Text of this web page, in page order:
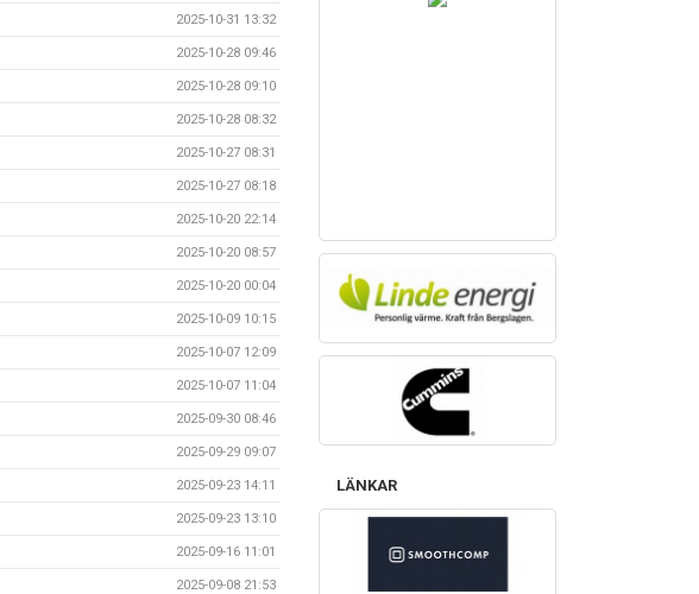
2025-10-31 13:32
2025-10-28 09:46
2025-10-28 09:10
2025-10-28 08:32
2025-10-27 08:31
2025-10-27 08:18
2025-10-20 22:14
2025-10-20 08:57
2025-10-20 00:04
2025-10-09 10:15
2025-10-07 12:09
2025-10-07 11:04
2025-09-30 08:46
2025-09-29 09:07
2025-09-23 14:11
2025-09-23 13:10
2025-09-16 11:01
2025-09-08 21:53
LÄNKAR